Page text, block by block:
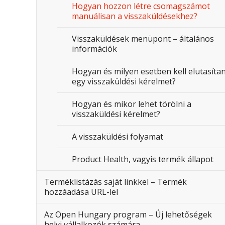
Hogyan hozzon létre csomagszámot
manuálisan a visszaküldésekhez?
Visszaküldések menüpont – általános
információk
Hogyan és milyen esetben kell
egy visszaküldési kérelmet?
Hogyan és mikor lehet törölni a
visszaküldési kérelmet?
A visszaküldési folyamat
Product Health, vagyis termék állapot
Terméklistázás saját linkkel – Termék
hozzáadása URL-lel
Az Open Hungary program – Új lehetőségek